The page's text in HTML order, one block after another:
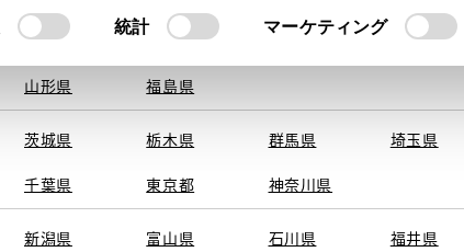
統計 マーケティング
青森県 岩手県 宮城県 秋田県
山形県 福島県
茨城県 栃木県 群馬県 埼玉県
千葉県 東京都 神奈川県
新潟県 富山県 石川県 福井県
申し訳ございません。
何らかの問題が発生しました。
恐れ入りますが、しばらく経ってから再度、お試し下さい。